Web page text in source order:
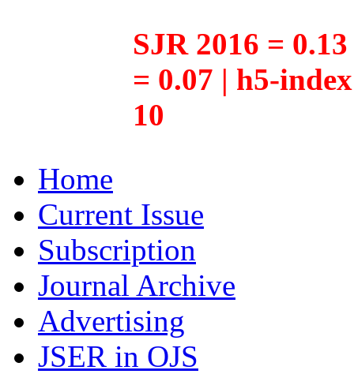
SJR 2016 =
= 0.07 | h5-
10
Home
Current Issue
Subscription
Journal Archive
Advertising
JSER in OJS